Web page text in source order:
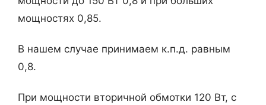
мощностях 0,85.
В нашем случае принимаем к.п.д. равным
0,8.
При мощности вторичной обмотки 120 Вт, с